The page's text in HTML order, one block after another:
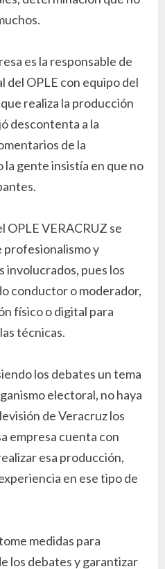
es la responsable de
del OPLE con equipo del
realiza la producción
descontenta a la
de la
la gente insistía en que no
OPLE VERACRUZ se
profesionalismo y
involucrados, pues los
conductor o moderador,
físico o digital para
técnicas.
los debates un tema
electoral, no haya
de Veracruz los
empresa cuenta con
esa producción,
en ese tipo de
medidas para
los debates y garantizar